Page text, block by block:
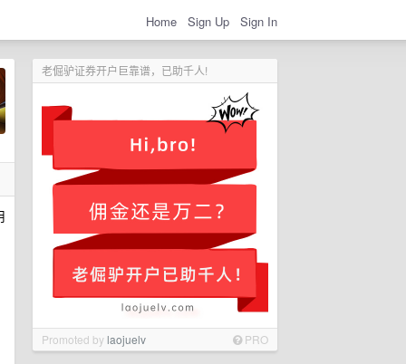
Home Sign Up Sign In
老倔驴证券开户巨靠谱，已助千人!
Promoted bylaojuelv PRO